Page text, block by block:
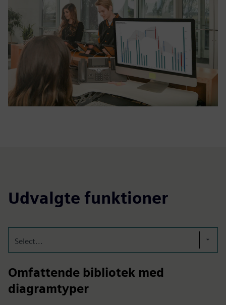
Udvalgte funktioner
Select...
Omfattende bibliotek med
diagramtyper